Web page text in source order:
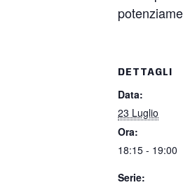
DETTAGLI
Data:
23 Luglio
Ora:
18:15 - 19:00
Serie: